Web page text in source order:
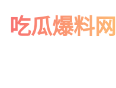
今日爆料
吃瓜爆料网